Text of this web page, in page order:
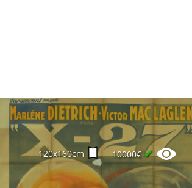
120x160cm 10000€✔